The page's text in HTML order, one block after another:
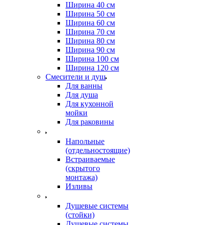
Ширина 40 см
Ширина 50 см
Ширина 60 см
Ширина 70 см
Ширина 80 см
Ширина 90 см
Ширина 100 см
Ширина 120 см
Смесители и душ
Для ванны
Для душа
Для кухонной
мойки
Для раковины
Напольные
(отдельностоящие)
Встраиваемые
(скрытого
монтажа)
Изливы
Душевые системы
(стойки)